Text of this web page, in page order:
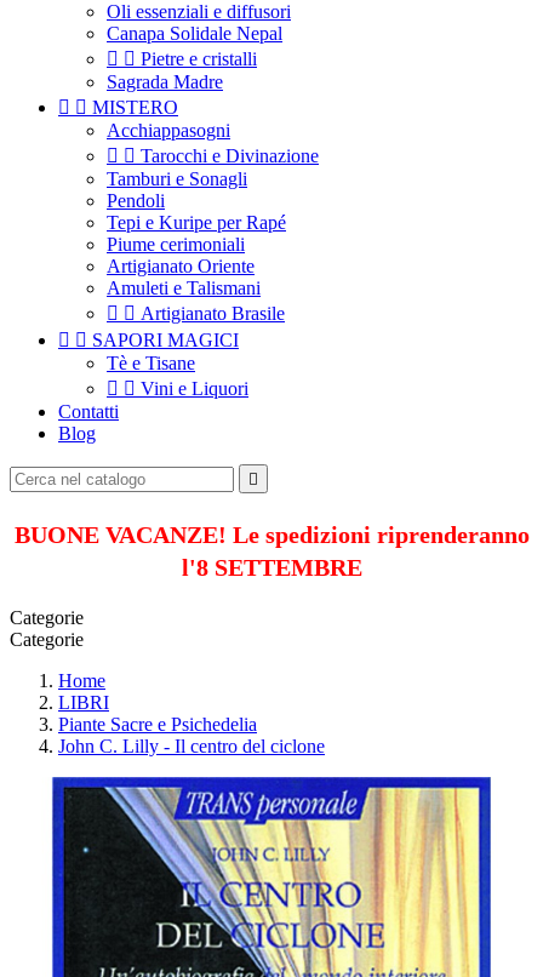
Oli essenziali e diffusori
Canapa Solidale Nepal
  Pietre e cristalli
Sagrada Madre
  MISTERO
Acchiappasogni
  Tarocchi e Divinazione
Tamburi e Sonagli
Pendoli
Tepi e Kuripe per Rapé
Piume cerimoniali
Artigianato Oriente
Amuleti e Talismani
  Artigianato Brasile
  SAPORI MAGICI
Tè e Tisane
  Vini e Liquori
Contatti
Blog

BUONE VACANZE! Le spedizioni riprenderanno
l'8 SETTEMBRE
Categorie
Categorie
Home
LIBRI
Piante Sacre e Psichedelia
John C. Lilly - Il centro del ciclone